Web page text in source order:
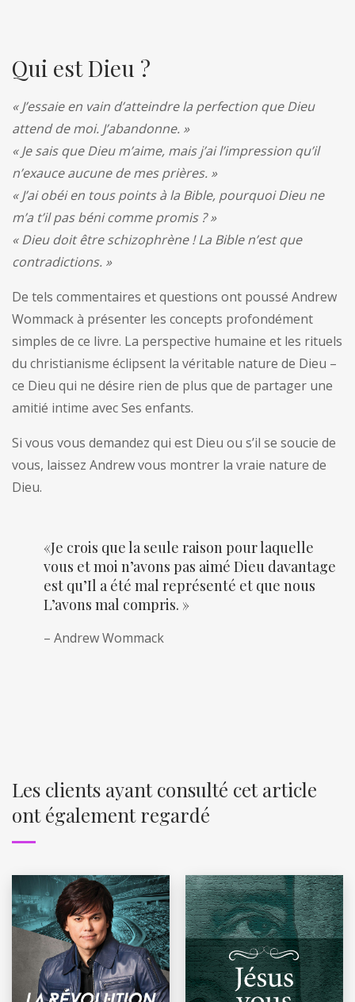
Qui est Dieu ?
« J’essaie en vain d’atteindre la perfection que Dieu
attend de moi. J’abandonne. »
« Je sais que Dieu m’aime, mais j’ai l’impression qu’il
n’exauce aucune de mes prières. »
« J’ai obéi en tous points à la Bible, pourquoi Dieu ne
m’a t’il pas béni comme promis ? »
« Dieu doit être schizophrène ! La Bible n’est que
contradictions. »
De tels commentaires et questions ont poussé Andrew
Wommack à présenter les concepts profondément
simples de ce livre. La perspective humaine et les rituels
du christianisme éclipsent la véritable nature de Dieu –
ce Dieu qui ne désire rien de plus que de partager une
amitié intime avec Ses enfants.
Si vous vous demandez qui est Dieu ou s’il se soucie de
vous, laissez Andrew vous montrer la vraie nature de
Dieu.
«Je crois que la seule raison pour laquelle
vous et moi n’avons pas aimé Dieu davantage
est qu’Il a été mal représenté et que nous
L’avons mal compris. »
– Andrew Wommack
Les clients ayant consulté cet article
ont également regardé